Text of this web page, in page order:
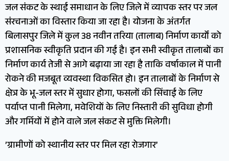
जल संकट के स्थाई समाधान के लिए जिले में व्यापक स्तर पर जल
संरचनाओं का विस्तार किया जा रहा है। योजना के अंतर्गत
बिलासपुर जिले में कुल 38 नवीन तरिया (तालाब) निर्माण कार्यों को
प्रशासनिक स्वीकृति प्रदान की गई है। इन सभी स्वीकृत तालाबों का
निर्माण कार्य तेजी से आगे बढ़ाया जा रहा है ताकि वर्षाकाल में पानी
रोकने की मजबूत व्यवस्था विकसित हो। इन तालाबों के निर्माण से
क्षेत्र के भू-जल स्तर में सुधार होगा, फसलों की सिंचाई के लिए
पर्याप्त पानी मिलेगा, मवेशियों के लिए निस्तारी की सुविधा होगी
और गर्मियों में होने वाले जल संकट से मुक्ति मिलेगी।
’ग्रामीणों को स्थानीय स्तर पर मिल रहा रोजगार’